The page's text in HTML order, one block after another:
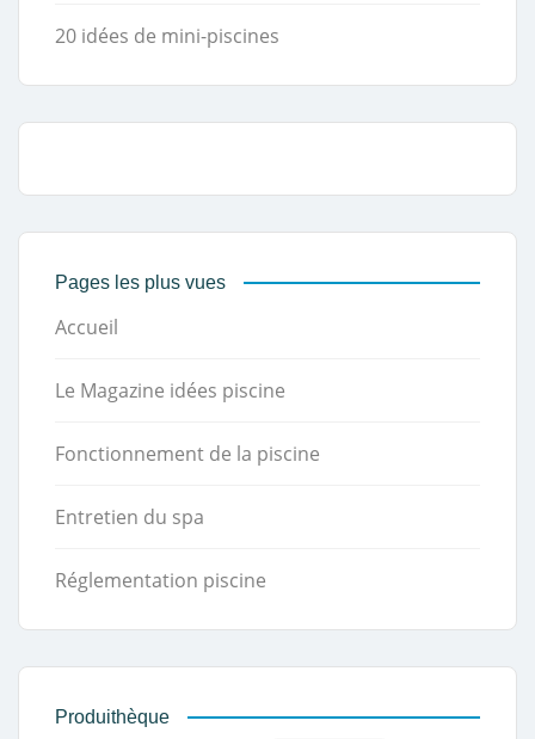
20 idées de mini-piscines
Pages les plus vues
Accueil
Le Magazine idées piscine
Fonctionnement de la piscine
Entretien du spa
Réglementation piscine
Produithèque